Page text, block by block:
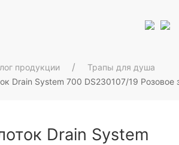
продукции
Трапы для душа
Drain System 700 DS230107/19 Розовое
Drain System